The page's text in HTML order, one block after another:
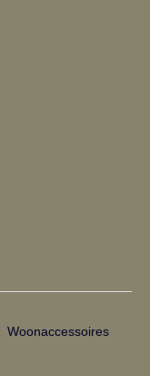
Woonaccessoires